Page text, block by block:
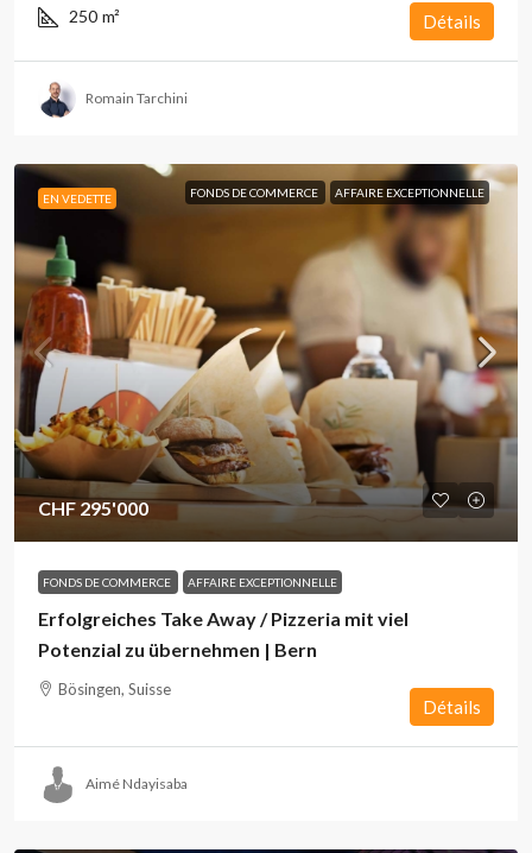
250 m² Détails
Romain Tarchini
EN VEDETTE FONDS DE COMMERCE AFFAIRE EXCEPTIONNELLE
CHF 295'000
FONDS DE COMMERCE AFFAIRE EXCEPTIONNELLE
Erfolgreiches Take Away / Pizzeria mit viel
Potenzial zu übernehmen | Bern
Bösingen, Suisse
Détails
Aimé Ndayisaba